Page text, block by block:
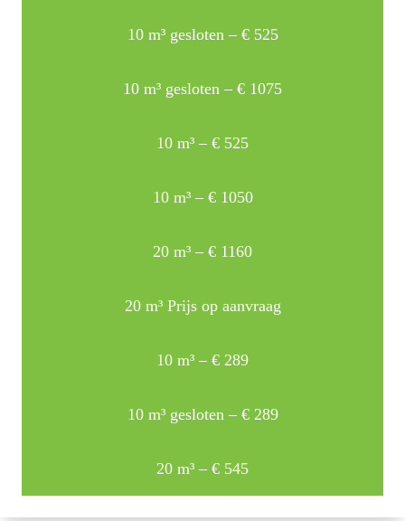
10 m³ gesloten – € 525
10 m³ gesloten – € 1075
10 m³ – € 525
10 m³ – € 1050
20 m³ – € 1160
20 m³ Prijs op aanvraag
10 m³ – € 289
10 m³ gesloten – € 289
20 m³ – € 545